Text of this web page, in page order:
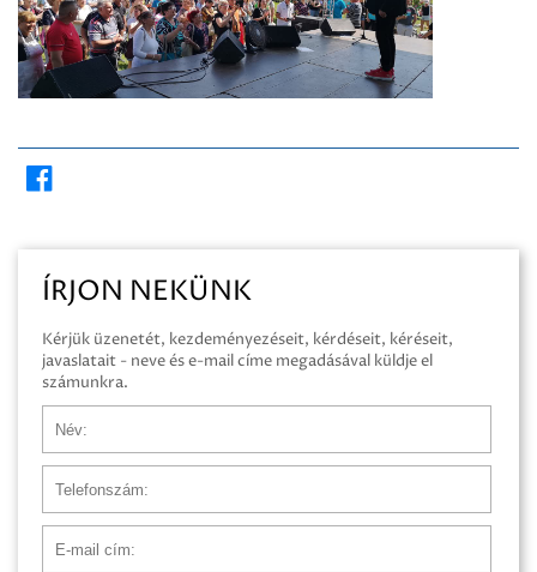
ÍRJON NEKÜNK
Kérjük üzenetét, kezdeményezéseit, kérdéseit, kéréseit,
javaslatait - neve és e-mail címe megadásával küldje el
számunkra.